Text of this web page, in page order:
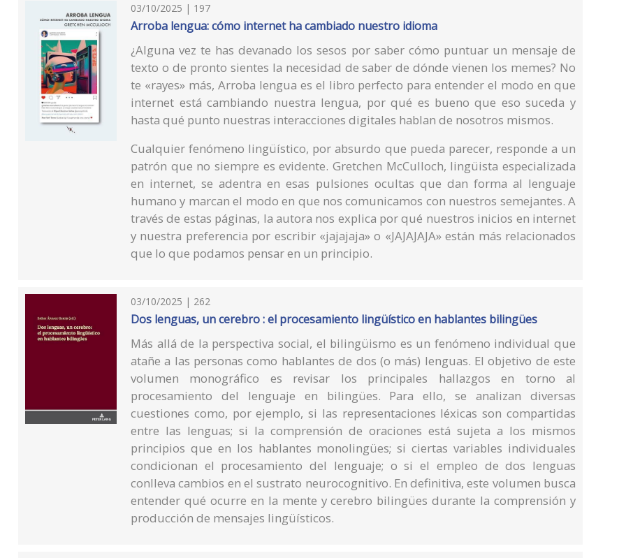
03/10/2025 | 197
Arroba lengua: cómo internet ha cambiado nuestro idioma
¿Alguna vez te has devanado los sesos por saber cómo puntuar un mensaje de
texto o de pronto sientes la necesidad de saber de dónde vienen los memes? No
te «rayes» más, Arroba lengua es el libro perfecto para entender el modo en que
internet está cambiando nuestra lengua, por qué es bueno que eso suceda y
hasta qué punto nuestras interacciones digitales hablan de nosotros mismos.
Cualquier fenómeno lingüístico, por absurdo que pueda parecer, responde a un
patrón que no siempre es evidente. Gretchen McCulloch, lingüista especializada
en internet, se adentra en esas pulsiones ocultas que dan forma al lenguaje
humano y marcan el modo en que nos comunicamos con nuestros semejantes. A
través de estas páginas, la autora nos explica por qué nuestros inicios en internet
y nuestra preferencia por escribir «jajajaja» o «JAJAJAJA» están más relacionados
que lo que podamos pensar en un principio.
03/10/2025 | 262
Dos lenguas, un cerebro : el procesamiento lingüístico en hablantes bilingües
Más allá de la perspectiva social, el bilingüismo es un fenómeno individual que
atañe a las personas como hablantes de dos (o más) lenguas. El objetivo de este
volumen monográfico es revisar los principales hallazgos en torno al
procesamiento del lenguaje en bilingües. Para ello, se analizan diversas
cuestiones como, por ejemplo, si las representaciones léxicas son compartidas
entre las lenguas; si la comprensión de oraciones está sujeta a los mismos
principios que en los hablantes monolingües; si ciertas variables individuales
condicionan el procesamiento del lenguaje; o si el empleo de dos lenguas
conlleva cambios en el sustrato neurocognitivo. En definitiva, este volumen busca
entender qué ocurre en la mente y cerebro bilingües durante la comprensión y
producción de mensajes lingüísticos.